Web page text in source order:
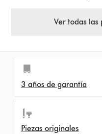
Ver todas las
3 años de garantía
Piezas originales